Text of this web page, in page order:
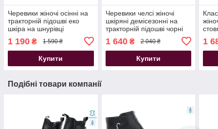
Черевики жіночі осінні на
тракторній підошві еко
шкіра на шнурівці
1 190 ₴ 1 590 ₴
Купити
Черевики челсі жіночі
шкіряні демісезонні на
тракторній підошві чорні
1 640₴ 2 040 ₴
Купити
1
Подібні товари компанії